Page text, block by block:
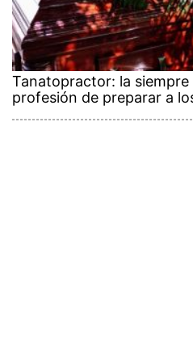
Tanatopractor: la
profesión de preparar a